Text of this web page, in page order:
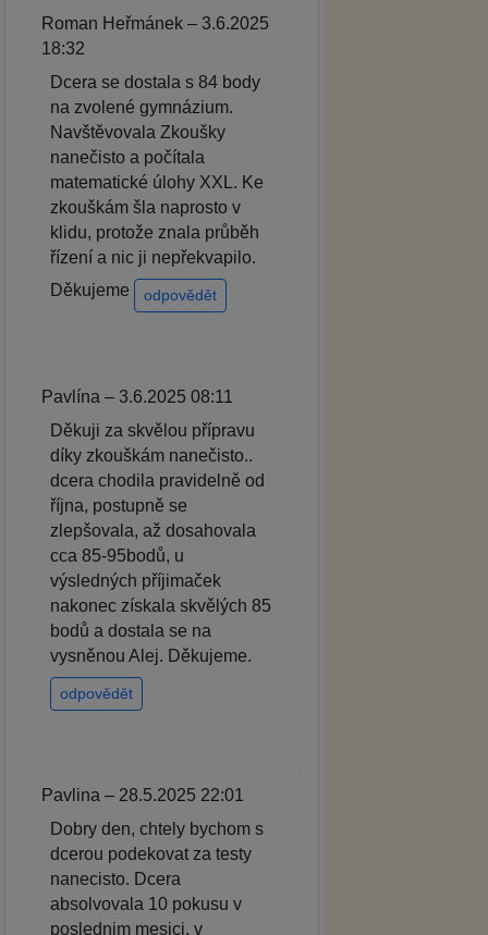
Roman Heřmánek – 3.6.2025
18:32
Dcera se dostala s 84 body
na zvolené gymnázium.
Navštěvovala Zkoušky
nanečisto a počítala
matematické úlohy XXL. Ke
zkouškám šla naprosto v
klidu, protože znala průběh
řízení a nic ji nepřekvapilo.
Děkujeme
odpovědět
Pavlína – 3.6.2025 08:11
Děkuji za skvělou přípravu
díky zkouškám nanečisto..
dcera chodila pravidelně od
října, postupně se
zlepšovala, až dosahovala
cca 85-95bodů, u
výsledných příjimaček
nakonec získala skvělých 85
bodů a dostala se na
vysněnou Alej. Děkujeme.
odpovědět
Pavlina – 28.5.2025 22:01
Dobry den, chtely bychom s
dcerou podekovat za testy
nanecisto. Dcera
absolvovala 10 pokusu v
poslednim mesici, v